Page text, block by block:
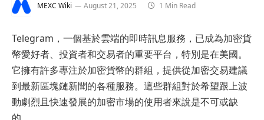
MEXC Wiki August 21, 2025 1 Min Read
Telegram，一個基於雲端的即時訊息服務，已成為加密貨
幣愛好者、投資者和交易者的重要平台，特別是在美國。
它擁有許多專注於加密貨幣的群組，提供從加密交易建議
到最新區塊鏈新聞的各種服務。這些群組對於希望跟上波
動劇烈且快速發展的加密市場的使用者來說是不可或缺